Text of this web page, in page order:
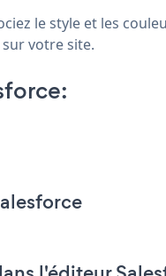
le style et les
votre site.